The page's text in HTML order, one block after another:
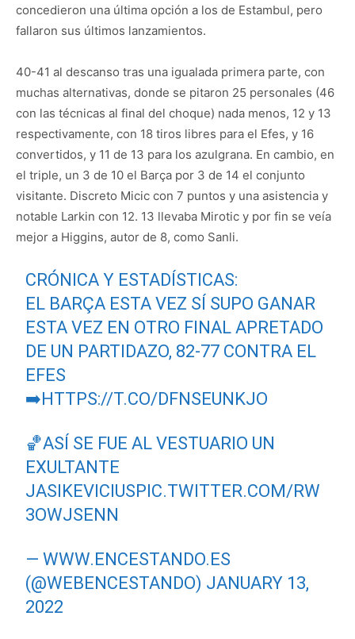
concedieron una última opción a los de Estambul, pero
fallaron sus últimos lanzamientos.
40-41 al descanso tras una igualada primera parte, con
muchas alternativas, donde se pitaron 25 personales (46
con las técnicas al final del choque) nada menos, 12 y 13
respectivamente, con 18 tiros libres para el Efes, y 16
convertidos, y 11 de 13 para los azulgrana. En cambio, en
el triple, un 3 de 10 el Barça por 3 de 14 el conjunto
visitante. Discreto Micic con 7 puntos y una asistencia y
notable Larkin con 12. 13 llevaba Mirotic y por fin se veía
mejor a Higgins, autor de 8, como Sanli.
CRÓNICA Y ESTADÍSTICAS:
EL BARÇA ESTA VEZ SÍ SUPO GANAR
ESTA VEZ EN OTRO FINAL APRETADO
DE UN PARTIDAZO, 82-77 CONTRA EL
EFES
➡️HTTPS://T.CO/DFNSEUNKJO
🏀ASÍ SE FUE AL VESTUARIO UN
EXULTANTE
JASIKEVICIUSPIC.TWITTER.COM/RW
3OWJSENN
— WWW.ENCESTANDO.ES
(@WEBENCESTANDO) JANUARY 13,
2022